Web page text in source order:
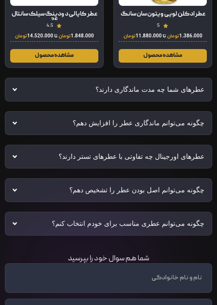
عطر ادکلن لویی ویتون سان سانگ
5
1.386.000تومانتا11.880.000 تومان
مشاهده محصول
عطر کایالی د ودینگ سیلک سانتال
36
4.5
1.848.000تومانتا14.520.000تومان
مشاهده محصول
عطرهای شما چه مدت ماندگاری دارند؟
چگونه می‌توانم ماندگاری عطر را افزایش دهم؟
عطرهای اورجینال چه تفاوتی با عطرهای تستر دارند؟
چگونه می‌توانم اصل بودن عطر را تشخیص دهم؟
چگونه می‌توانم عطری مناسب برای خودم انتخاب کنم؟
شما هم سوال خود را بپرسید